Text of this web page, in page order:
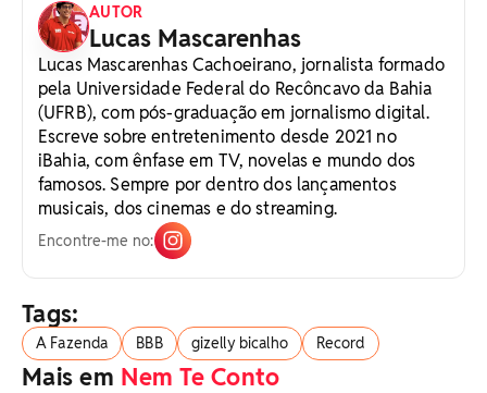
AUTOR
Lucas Mascarenhas
Lucas Mascarenhas Cachoeirano, jornalista formado
pela Universidade Federal do Recôncavo da Bahia
(UFRB), com pós-graduação em jornalismo digital.
Escreve sobre entretenimento desde 2021 no
iBahia, com ênfase em TV, novelas e mundo dos
famosos. Sempre por dentro dos lançamentos
musicais, dos cinemas e do streaming.
Encontre-me no:
Tags:
A Fazenda BBB gizelly bicalho Record
Mais em Nem Te Conto